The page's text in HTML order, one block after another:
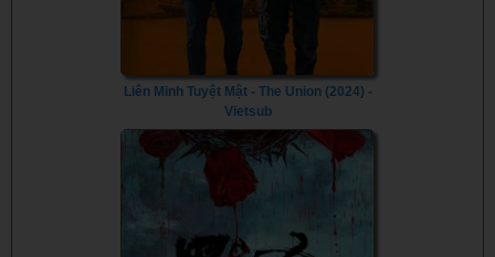
Liên Minh Tuyệt Mật - The Union (2024) -
Vietsub